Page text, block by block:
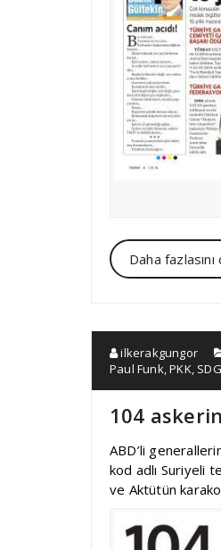
Daha fazlasını
ilkerakgungor
Paul Funk,PKK, SDG
104
ABD’li
kod adlı Suriyeli
ve Aktütün